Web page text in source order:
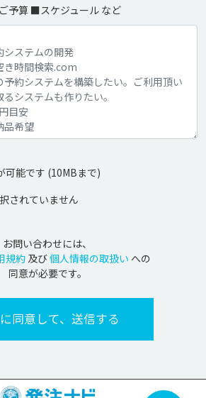
予算 ■スケジュール など
能です (10MBまで)
されていません
お問い合わせには、
規約 及び個人情報の取扱い への
同意が必要です。